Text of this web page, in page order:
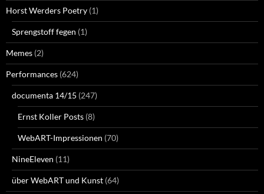
Horst Werders Poetry (1)
Sprengstoff fegen (1)
Memes (2)
Performances (624)
documenta 14/15 (247)
Ernst Koller Posts (8)
WebART-Impressionen (70)
NineEleven (11)
über WebART und Kunst (64)